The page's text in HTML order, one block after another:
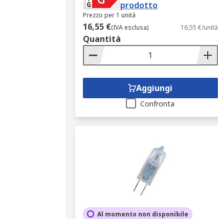
prodotto
Prezzo per 1 unità
16,55 €(IVA esclusa) 16,55 €/unità
Quantità
Aggiungi
Confronta
Al momento non disponibile